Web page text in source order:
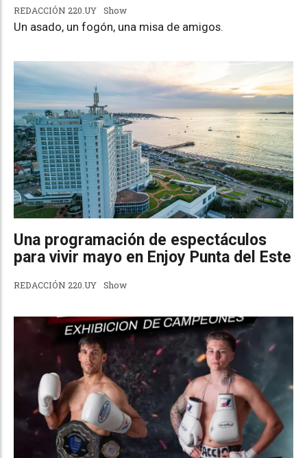
REDACCIÓN 220.UY Show
Un asado, un fogón, una misa de amigos.
Una programación de espectáculos
para vivir mayo en Enjoy Punta del Este
REDACCIÓN 220.UY Show